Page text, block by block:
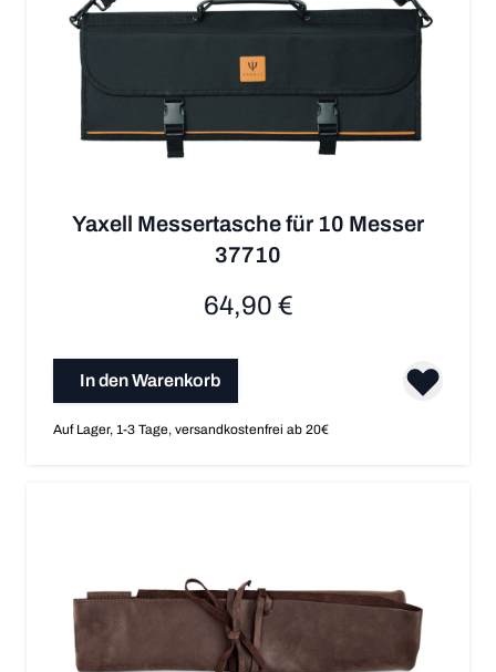
Yaxell Messertasche für 10 Messer
37710
64,90 €
In den Warenkorb
Auf Lager, 1-3 Tage, versandkostenfrei ab 20€